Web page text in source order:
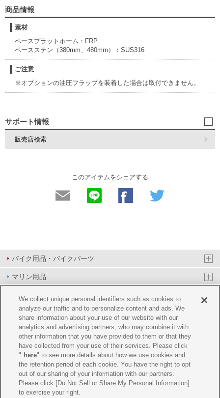
商品情報
素材
ベースプラットホーム：FRP
ベースステン（380mm、480mm）：SUS316
ご注意
※オプションの油圧フラップを装着した場合は取付できません。
サポート情報
販売店検索
このアイテムをシェアする
バイク用品・バイクパーツ
マリン用品
PAS/YPJ用品
その他用品
イベント&エンターテイメント
オンラインショップ
企業情報
ご利用規約 推薦環境 プライバシーポリシー Cookie ポリシー
We collect unique personal identifiers such as cookies to
analyze our traffic and to personalize content and ads. We
share information about your use of our website with our
analytics and advertising partners, who may combine it with
other information that you have provided to them or that they
have collected from your use of their services. Please click
" here" to see more details about how we use cookies and
the retention period of each cookie. You have the right to opt
out of our sharing of your information with our partners.
Please click [Do Not Sell or Share My Personal Information]
to exercise your right.